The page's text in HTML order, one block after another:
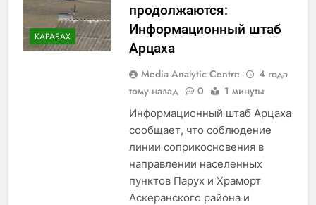
КАРАБАХ
продолжаются:
Информационный штаб
Арцаха
Media Analytic Centre
4 года
тому назад
0 1 минуты
Информационный штаб Арцаха
сообщает, что соблюдение
линии соприкосновения в
направлении населенных
пунктов Парух и Храморт
Аскеранского района и